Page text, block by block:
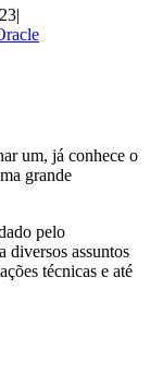
um, já conhece o
grande
pelo
diversos assuntos
técnicas e até